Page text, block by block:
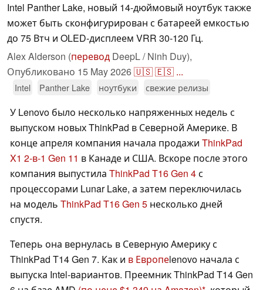
Intel Panther Lake, новый 14-дюймовый ноутбук также
может быть сконфигурирован с батареей емкостью
до 75 Втч и OLED-дисплеем VRR 30-120 Гц.
Alex Alderson (перевод DeepL / Ninh Duy),
Опубликовано 15 May 2026🇺🇸🇪🇸 ...
Intel Panther Lake ноутбуки свежие релизы
У Lenovo было несколько напряженных недель с
выпуском новых ThinkPad в Северной Америке. В
конце апреля компания начала продажи ThinkPad
X1 2-в-1 Gen 11 в Канаде и США. Вскоре после этого
компания выпустила ThinkPad T16 Gen 4с
процессорами Lunar Lake, а затем переключилась
на модель ThinkPad T16 Gen 5 несколько дней
спустя.
Теперь она вернулась в Северную Америку с
ThinkPad T14 Gen 7. Как и в Европеlenovo начала с
выпуска Intel-вариантов. Преемник ThinkPad T14 Gen